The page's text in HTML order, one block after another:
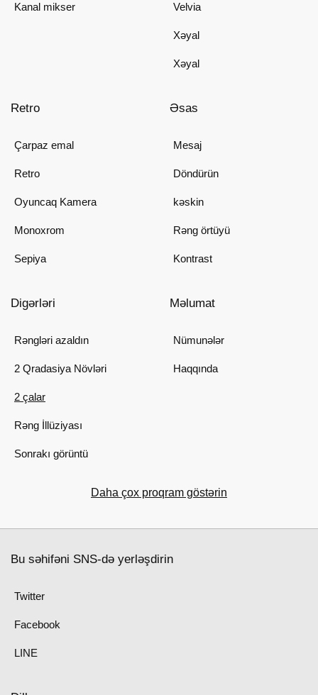
Kanal mikser Velvia
Xəyal
Xəyal
Retro
Çarpaz emal
Retro
Oyuncaq Kamera
Monoxrom
Sepiya
Əsas
Mesaj
Döndürün
kəskin
Rəng örtüyü
Kontrast
Digərləri
Rəngləri azaldın
2 Qradasiya Növləri
2 çalar
Rəng İllüziyası
Sonrakı görüntü
Məlumat
Nümunələr
Haqqında
Daha çox proqram göstərin
Bu səhifəni SNS-də yerləşdirin
Twitter
Facebook
LINE